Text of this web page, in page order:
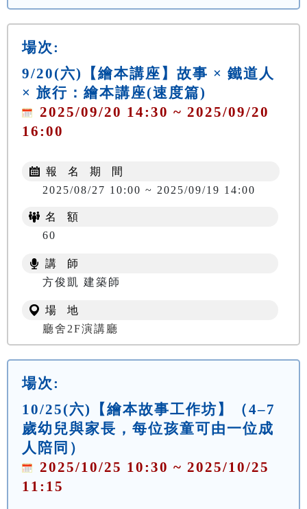
場次:
9/20(六)【繪本講座】故事 × 鐵道人
× 旅行：繪本講座(速度篇)
2025/09/20 14:30 ~ 2025/09/20
16:00
報 名 期 間
2025/08/27 10:00 ~ 2025/09/19 14:00
名 額
60
講 師
方俊凱 建築師
場 地
廳舍2F演講廳
場次:
10/25(六)【繪本故事工作坊】（4–7
歲幼兒與家長，每位孩童可由一位成
人陪同）
2025/10/25 10:30 ~ 2025/10/25
11:15